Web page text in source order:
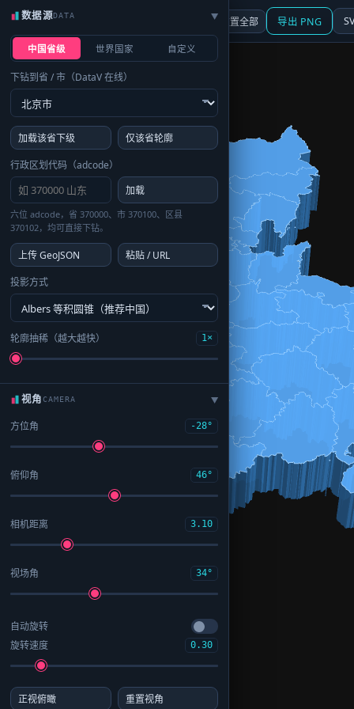
☰ 面板 地图 重置全部 导出 PNG
数据源DATA ▶
中国省级 世界国家 自定义
下钻到省 / 市（DataV 在线）
加载该省下级
仅该省轮廓
行政区划代码（adcode）
加载
六位 adcode，省 370000、市 370100、区县
370102，均可直接下钻。
上传 GeoJSON
粘贴 / URL
投影方式
轮廓抽稀（越大越快） 1×
视角CAMERA ▶
方位角 -28°
俯仰角 46°
相机距离 3.10
视场角 34°
自动旋转
旋转速度
0.30
正视俯瞰 重置视角